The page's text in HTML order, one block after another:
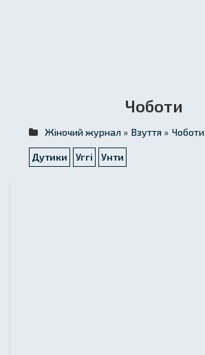
Чоботи
Жіночий журнал » Взуття » Чоботи
Дутики Уггі Унти